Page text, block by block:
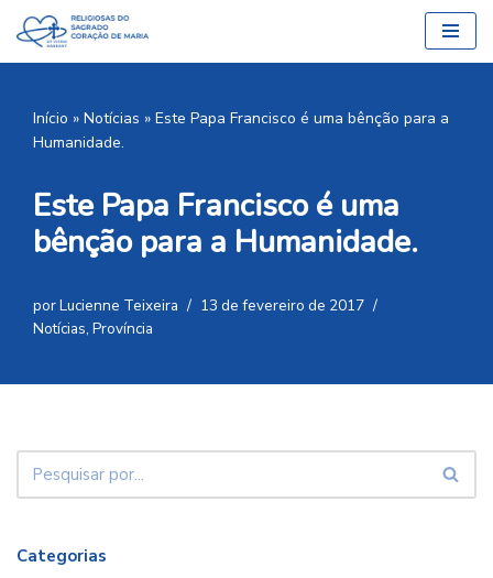
Pular
conteúdo
Início » Notícias » Este Papa Francisco é uma bênção para a
Humanidade.
Este Papa Francisco é uma
bênção para a Humanidade.
porLucienne Teixeira
13 de fevereiro de 2017
Notícias, Província
Categorias